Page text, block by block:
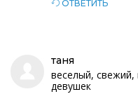
ОТВЕТИТЬ
таня
веселый,
девушек